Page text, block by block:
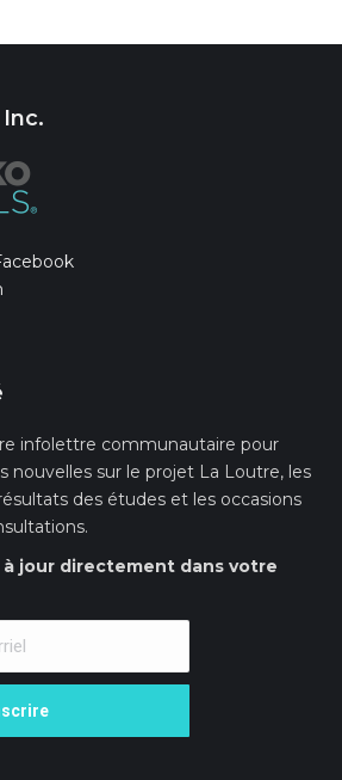
infolettre communautaire pour
nouvelles sur le projet La Loutre, les
des études et les occasions
à jour directement dans votre